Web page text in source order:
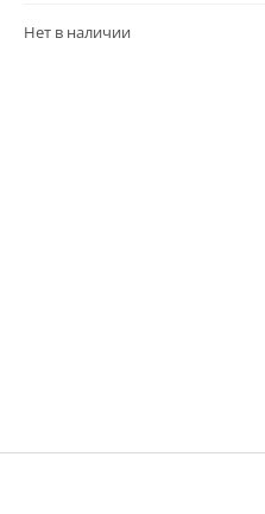
Нет в наличии